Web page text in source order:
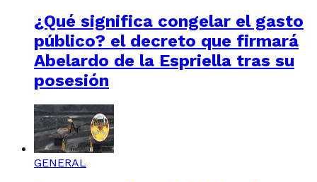
¿Qué significa congelar el gasto
público? el decreto que firmará
Abelardo de la Espriella tras su
posesión
GENERAL